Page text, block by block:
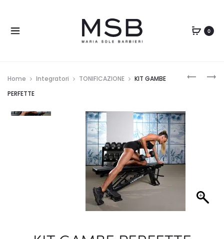
0
Home Integratori TONIFICAZIONE
KIT GAMBE
PERFETTE